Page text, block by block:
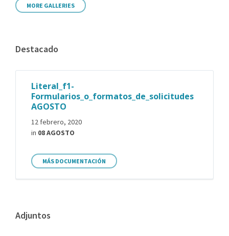
MORE GALLERIES
Destacado
Literal_f1-
Formularios_o_formatos_de_solicitudes
AGOSTO
12 febrero, 2020
in 08 AGOSTO
MÁS DOCUMENTACIÓN
Adjuntos